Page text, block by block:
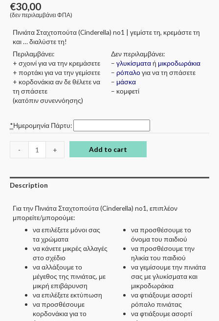
€30,00
(δεν περιλαμβάνει ΦΠΑ)
Πινιάτα Σταχτοπούτα (Cinderella) no1 | γεμίστε τη, κρεμάστε τη
και … διαλύστε τη!
Περιλαμβάνει:
+ σχοινί για να την κρεμάσετε
+ πορτάκι για να την γεμίσετε
+ κορδονάκια αν δε θέλετε να
τη σπάσετε
(κατόπιν συνεννόησης)
Δεν περιλαμβάνει:
– γλυκίσματαή μικροδωράκια
– ρόπαλογια να τη σπάσετε
– μάσκα
– κομφετί
*Ημερομηνία Πάρτυ:
- + Add to cart
Description
Για την Πινιάτα Σταχτοπούτα (Cinderella) no1, επιπλέον
μπορείτε/μπορούμε:
να επιλέξετε μόνοι σας
τα χρώματα
να κάνετε μικρές αλλαγές
στο σχέδιο
να αλλάξουμε το
μέγεθος της πινιάτας, με
μικρή επιβάρυνση
να επιλέξετε εκτύπωση
να προσθέσουμε
κορδονάκια για το
να προσθέσουμε το
όνομα του παιδιού
να προσθέσουμε την
ηλικία του παιδιού
να γεμίσουμε την πινιάτα
σας με γλυκίσματα και
μικροδωράκια
να φτιάξουμε ασορτί
ρόπαλο πινιάτας
να φτιάξουμε ασορτί